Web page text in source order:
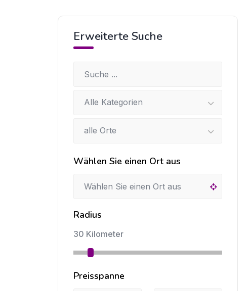
Erweiterte Suche
Alle Kategorien
alle Orte
Wählen Sie einen Ort aus
Radius
30 Kilometer
Preisspanne